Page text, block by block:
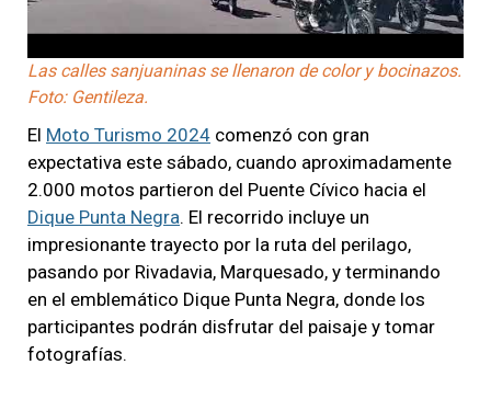
Video
Las calles sanjuaninas se llenaron de color y bocinazos.
Foto: Gentileza.
El Moto Turismo 2024 comenzó con gran
expectativa este sábado, cuando aproximadamente
2.000 motos partieron del Puente Cívico hacia el
Dique Punta Negra. El recorrido incluye un
impresionante trayecto por la ruta del perilago,
pasando por Rivadavia, Marquesado, y terminando
en el emblemático Dique Punta Negra, donde los
participantes podrán disfrutar del paisaje y tomar
fotografías.